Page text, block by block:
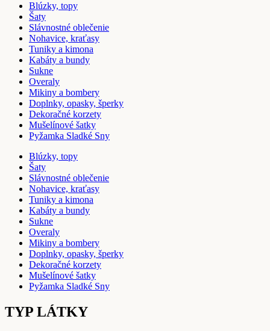
Blúzky, topy
Šaty
Slávnostné oblečenie
Nohavice, kraťasy
Tuniky a kimona
Kabáty a bundy
Sukne
Overaly
Mikiny a bombery
Doplnky, opasky, šperky
Dekoračné korzety
Mušelínové šatky
Pyžamka Sladké Sny
Blúzky, topy
Šaty
Slávnostné oblečenie
Nohavice, kraťasy
Tuniky a kimona
Kabáty a bundy
Sukne
Overaly
Mikiny a bombery
Doplnky, opasky, šperky
Dekoračné korzety
Mušelínové šatky
Pyžamka Sladké Sny
TYP LÁTKY